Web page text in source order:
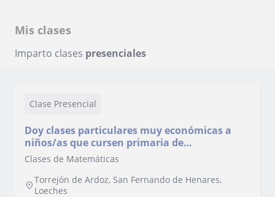
Mis clases
Imparto clases presenciales
Clase Presencial
Doy clases particulares muy económicas a
niños/as que cursen primaria de
matemáticas y de ciencias naturales
Clases de Matemáticas
Torrejón de Ardoz, San Fernando de Henares,
Loeches